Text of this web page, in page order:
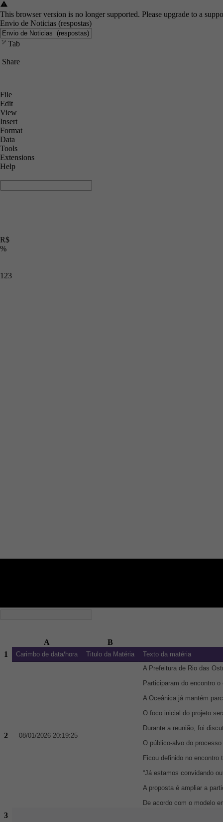
This browser version is no longer supported. Please upgrade to a
Envio de Noticias (respostas)
Tab
Share
File
Edit
View
Insert
Format
Data
Tools
Extensions
Help
R$
%
123
A
B
1
Carimbo de data/hora Titulo da Matéria Texto da matéria
2 08/01/2026 20:19:25
A Prefeitura de Rio das
Participaram do encontro
A Oceânica já mantém
O foco inicial do projeto
Durante a reunião, foi
O público-alvo do
Ficou definido no
“Já estamos convidando
A proposta é ampliar a
De acordo com o modelo
3